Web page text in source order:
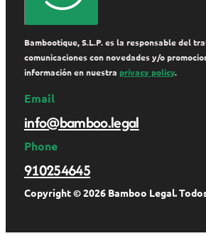
Bambootique, S.L.P. es la responsable del
comunicaciones con novedades y/o
información en nuestra privacy policy.
Email
info@bamboo.legal
Phone
910254645
Copyright © 2026 Bamboo Legal.